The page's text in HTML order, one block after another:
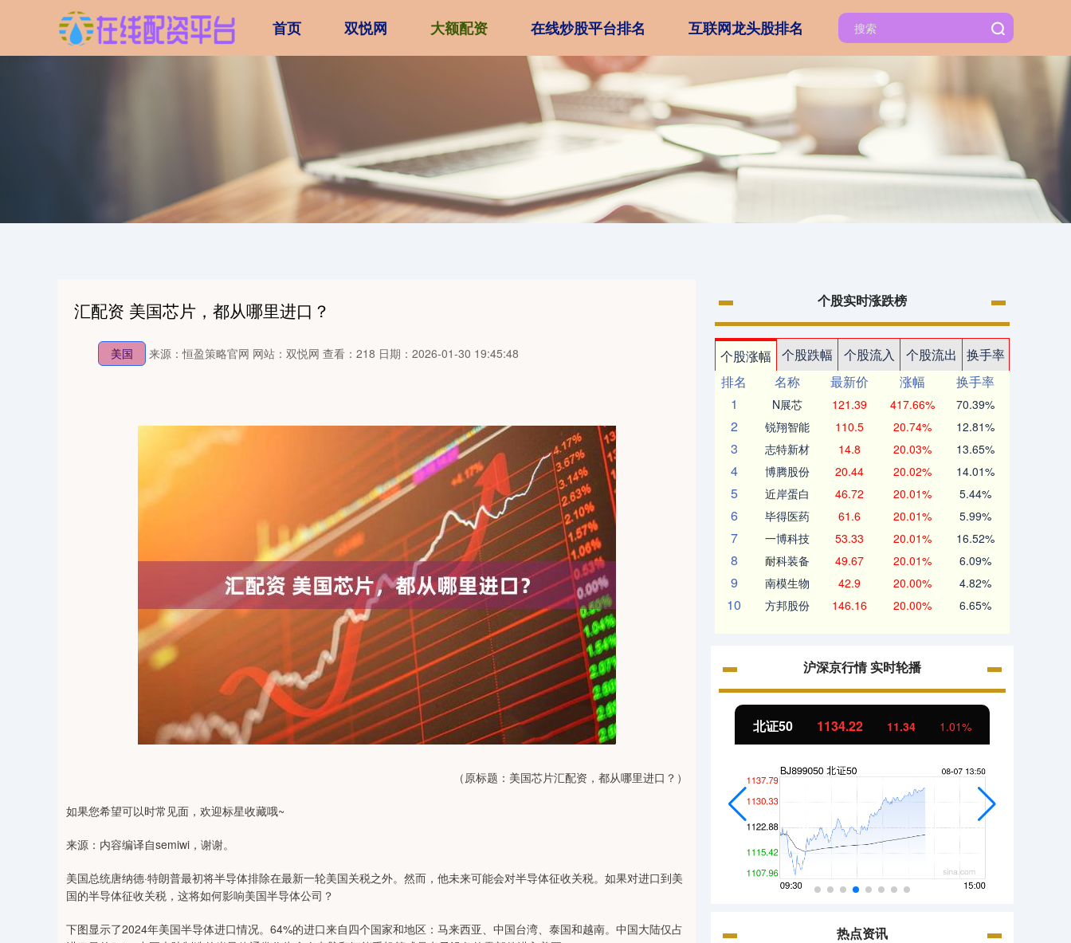
首页 双悦网 大额配资 在线炒股平台排名 互联网龙头股排名
汇配资 美国芯片，都从哪里进口？
美国 来源：恒盈策略官网 网站：双悦网 查看：218 日期：2026-01-30 19:45:48
（原标题：美国芯片汇配资，都从哪里进口？）
如果您希望可以时常见面，欢迎标星收藏哦~
来源：内容编译自semiwi，谢谢。
美国总统唐纳德·特朗普最初将半导体排除在最新一轮美国关税之外。然而，他未来可能会对半导体征收关税。如果对进口到美
国的半导体征收关税，这将如何影响美国半导体公司？
下图显示了2024年美国半导体进口情况。64%的进口来自四个国家和地区：马来西亚、中国台湾、泰国和越南。中国大陆仅占
个股实时涨跌榜
个股涨幅 个股跌幅 个股流入 个股流出
换手率
排名
名称 最新价 涨幅
换手率
1
N展芯 121.39 417.66% 70.39%
2 锐翔智能 110.5 20.74% 12.81%
3 志特新材 14.8 20.03% 13.65%
4 博腾股份 20.44 20.02% 14.01%
5 近岸蛋白 46.72 20.01% 5.44%
6 毕得医药 61.6 20.01% 5.99%
7 一博科技 53.33 20.01% 16.52%
8 耐科装备 49.67 20.01% 6.09%
9 南模生物 42.9 20.00% 4.82%
10 方邦股份 146.16 20.00% 6.65%
沪深京行情 实时轮播
深证成指 14381.81 271.69 1.93% 沪深300 4704.49 53.18 北证50 1134.22 11.34 1.01%
热点资讯